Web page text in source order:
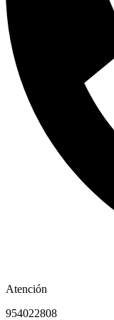
Atención
954022808